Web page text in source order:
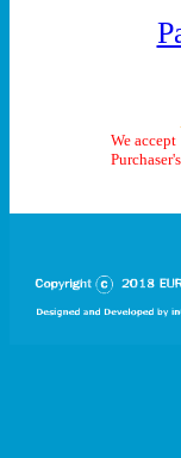
We accept